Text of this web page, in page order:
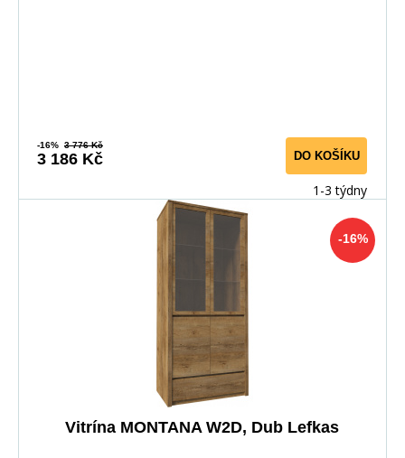
-16% 3 776 Kč
3 186 Kč DO KOŠÍKU
1-3 týdny
-16%
Vitrína MONTANA W2D, Dub Lefkas